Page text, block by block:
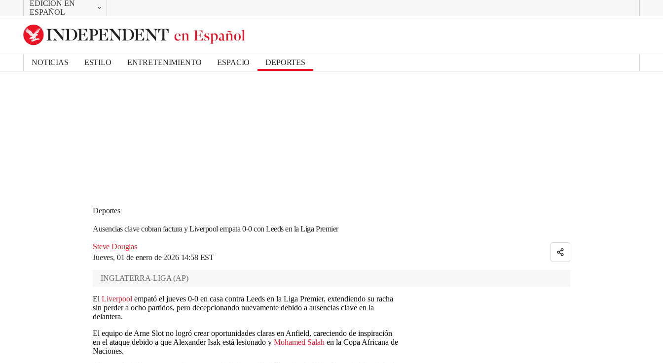
EDICIÓN EN
ESPAÑOL
CAMBIAR
UK Edition
US Edition
NOTICIAS ESTILO ENTRETENIMIENTO ESPACIO DEPORTES
Deportes
Ausencias clave cobran factura y Liverpool empata 0-0 con Leeds en la Liga Premier
Steve Douglas
Jueves, 01 de enero de 2026 14:58 EST
Bookmark popover
Removed from bookmarks
Close popover
INGLATERRA-LIGA (AP)
El Liverpool empató el jueves 0-0 en casa contra Leeds en la Liga Premier, extendiendo su racha
sin perder a ocho partidos, pero decepcionando nuevamente debido a ausencias clave en la
delantera.
El equipo de Arne Slot no logró crear oportunidades claras en Anfield, careciendo de inspiración
en el ataque debido a que Alexander Isak está lesionado y Mohamed Salah en la Copa Africana de
Naciones.